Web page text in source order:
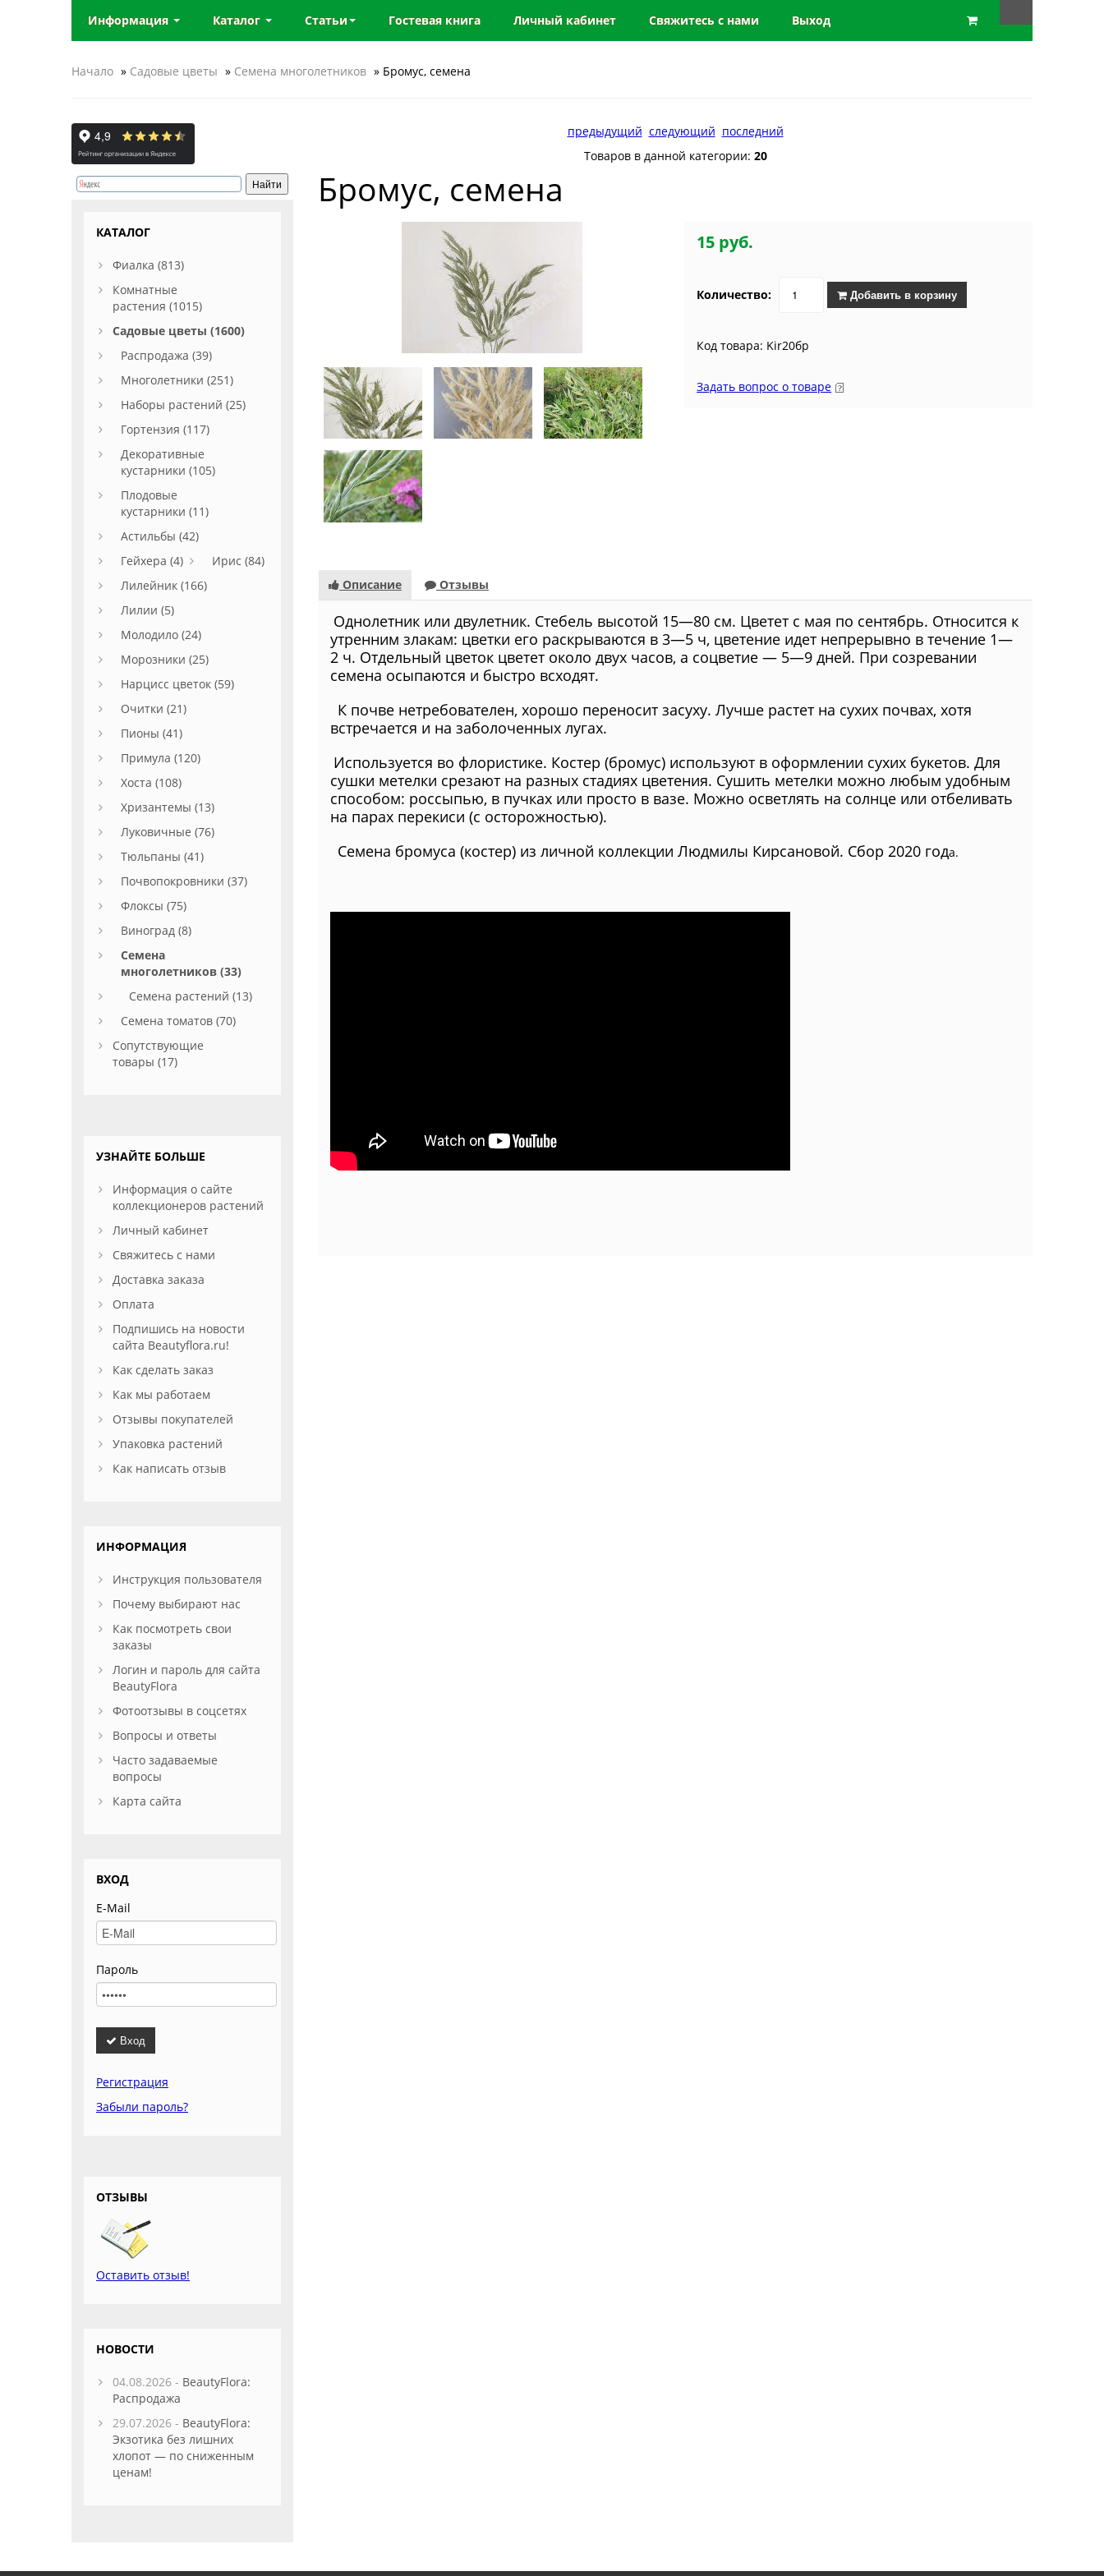
Информация Каталог Статьи Гостевая книга Личный кабинет Свяжитесь с нами Выход
Начало » Садовые цветы » Семена многолетников » Бромус, семена
предыдущий следующий последний
Товаров в данной категории: 20
Бромус, семена
15 руб.
Количество: Добавить в корзину
Код товара: Kir20бр
Задать вопрос о товаре
Описание Отзывы
Однолетник или двулетник. Стебель высотой 15—80 см. Цветет с мая по сентябрь. Относится к
утренним злакам: цветки его раскрываются в 3—5 ч, цветение идет непрерывно в течение 1—
2 ч. Отдельный цветок цветет около двух часов, а соцветие — 5—9 дней. При созревании
семена осыпаются и быстро всходят.
К почве нетребователен, хорошо переносит засуху. Лучше растет на сухих почвах, хотя
встречается и на заболоченных лугах.
Используется во флористике. Костер (бромус) используют в оформлении сухих букетов. Для
сушки метелки срезают на разных стадиях цветения. Сушить метелки можно любым удобным
способом: россыпью, в пучках или просто в вазе. Можно осветлять на солнце или отбеливать
на парах перекиси (с осторожностью).
Семена бромуса (костер) из личной коллекции Людмилы Кирсановой. Сбор 2020 года.
КАТАЛОГ
Фиалка (813)
Комнатные
растения (1015)
Садовые цветы (1600)
Распродажа (39)
Многолетники (251)
Наборы растений (25)
Гортензия (117)
Декоративные
кустарники (105)
Плодовые
кустарники (11)
Астильбы (42)
Гейхера (4)
Ирис (84)
Лилейник (166)
Лилии (5)
Молодило (24)
Морозники (25)
Нарцисс цветок (59)
Очитки (21)
Пионы (41)
Примула (120)
Хоста (108)
Хризантемы (13)
Луковичные (76)
Тюльпаны (41)
Почвопокровники (37)
Флоксы (75)
Виноград (8)
Семена
многолетников (33)
Семена растений (13)
Семена томатов (70)
Сопутствующие
товары (17)
УЗНАЙТЕ БОЛЬШЕ
Информация о сайте
коллекционеров растений
Личный кабинет
Свяжитесь с нами
Доставка заказа
Оплата
Подпишись на новости
сайта Beautyflora.ru!
Как сделать заказ
Как мы работаем
Отзывы покупателей
Упаковка растений
Как написать отзыв
ИНФОРМАЦИЯ
Инструкция пользователя
Почему выбирают нас
Как посмотреть свои
заказы
Логин и пароль для сайта
BeautyFlora
Фотоотзывы в соцсетях
Вопросы и ответы
Часто задаваемые
вопросы
Карта сайта
ВХОД
E-Mail
Пароль
Вход
Регистрация
Забыли пароль?
ОТЗЫВЫ
Оставить отзыв!
НОВОСТИ
04.08.2026 - BeautyFlora:
Распродажа
29.07.2026 - BeautyFlora:
Экзотика без лишних
хлопот — по сниженным
ценам!